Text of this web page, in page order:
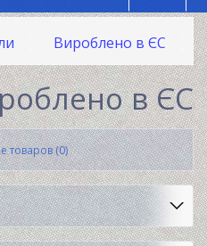
Вироблено в ЄС
в ЄС
товаров (0)